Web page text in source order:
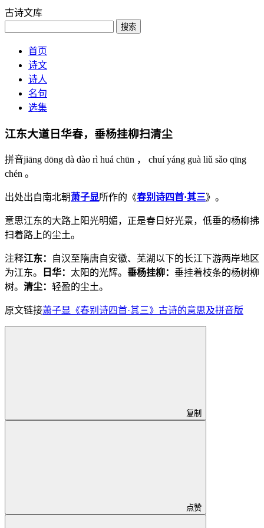
古诗文库
搜索
首页
诗文
诗人
名句
选集
江东大道日华春，垂杨挂柳扫清尘
拼音jiāng dōng dà dào rì huá chūn ， chuí yáng guà liǔ sǎo qīng
chén 。
出处出自南北朝萧子显所作的《春别诗四首·其三》。
意思江东的大路上阳光明媚，正是春日好光景，低垂的杨柳拂
扫着路上的尘土。
注释江东：
自汉至隋唐自安徽、芜湖以下的长江下游两岸地区
为江东。
日华： 太阳的光辉。 垂杨挂柳： 垂挂着枝条的杨树柳
树。 清尘： 轻盈的尘土。
原文链接萧子显《春别诗四首·其三》古诗的意思及拼音版
复制
点赞